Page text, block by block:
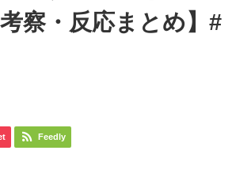
察・反応まとめ】#
Feedly